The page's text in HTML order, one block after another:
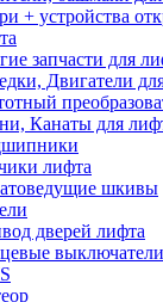
+ устройства
запчасти для
Двигатели
Канаты для
лифта
шкивы
дверей лифта